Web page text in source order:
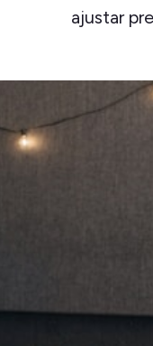
ajustar